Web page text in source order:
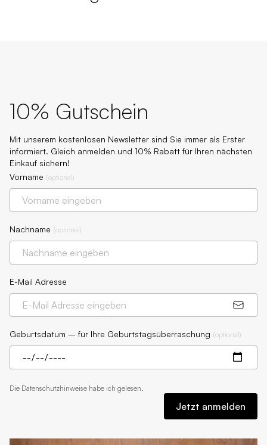
10% Gutschein
Mit unserem kostenlosen Newsletter sind Sie immer als Erster
informiert. Gleich anmelden und 10% Rabatt für Ihren nächsten
Einkauf sichern!
Vorname (optional)
Nachname (optional)
E-Mail Adresse
Geburtsdatum – für Ihre Geburtstagsüberraschung (optional)
Die Datenschutzhinweise habe ich gelesen.
Jetzt anmelden